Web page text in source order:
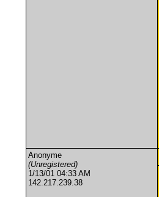
Anonyme
(Unregistered)
1/13/01 04:33 AM
142.217.239.38